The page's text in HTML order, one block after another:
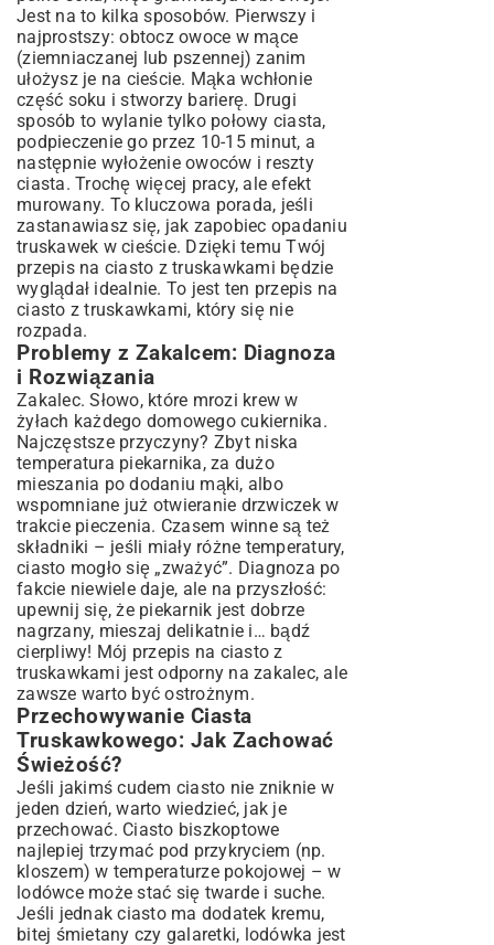
Jest na to kilka sposobów. Pierwszy i
najprostszy: obtocz owoce w mące
(ziemniaczanej lub pszennej) zanim
ułożysz je na cieście. Mąka wchłonie
część soku i stworzy barierę. Drugi
sposób to wylanie tylko połowy ciasta,
podpieczenie go przez 10-15 minut, a
następnie wyłożenie owoców i reszty
ciasta. Trochę więcej pracy, ale efekt
murowany. To kluczowa porada, jeśli
zastanawiasz się, jak zapobiec opadaniu
truskawek w cieście. Dzięki temu Twój
przepis na ciasto z truskawkami będzie
wyglądał idealnie. To jest ten przepis na
ciasto z truskawkami, który się nie
rozpada.
Problemy z Zakalcem: Diagnoza
i Rozwiązania
Zakalec. Słowo, które mrozi krew w
żyłach każdego domowego cukiernika.
Najczęstsze przyczyny? Zbyt niska
temperatura piekarnika, za dużo
mieszania po dodaniu mąki, albo
wspomniane już otwieranie drzwiczek w
trakcie pieczenia. Czasem winne są też
składniki – jeśli miały różne temperatury,
ciasto mogło się „zważyć”. Diagnoza po
fakcie niewiele daje, ale na przyszłość:
upewnij się, że piekarnik jest dobrze
nagrzany, mieszaj delikatnie i… bądź
cierpliwy! Mój przepis na ciasto z
truskawkami jest odporny na zakalec, ale
zawsze warto być ostrożnym.
Przechowywanie Ciasta
Truskawkowego: Jak Zachować
Świeżość?
Jeśli jakimś cudem ciasto nie zniknie w
jeden dzień, warto wiedzieć, jak je
przechować. Ciasto biszkoptowe
najlepiej trzymać pod przykryciem (np.
kloszem) w temperaturze pokojowej – w
lodówce może stać się twarde i suche.
Jeśli jednak ciasto ma dodatek kremu,
bitej śmietany czy galaretki, lodówka jest